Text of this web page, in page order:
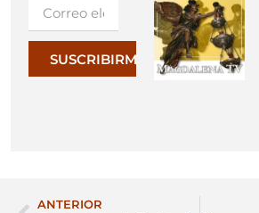
SUSCRIBIRME
ANTERIOR